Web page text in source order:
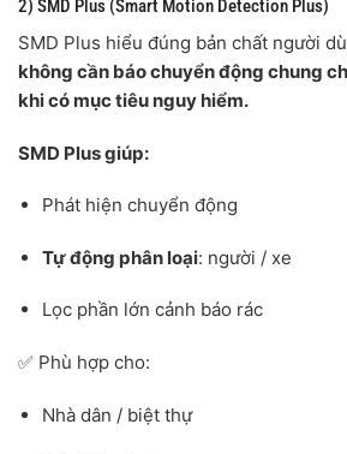
2) SMD Plus (Smart Motion Detection Plus)
SMD Plus hiểu đúng bản chất người
không cần báo chuyển động chung
khi có mục tiêu nguy hiểm.
SMD Plus giúp:
Phát hiện chuyển động
Tự động phân loại: người / xe
Lọc phần lớn cảnh báo rác
✅ Phù hợp cho:
Nhà dân / biệt thự